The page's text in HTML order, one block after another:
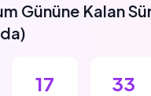
Gününe Kalan
)
17 33